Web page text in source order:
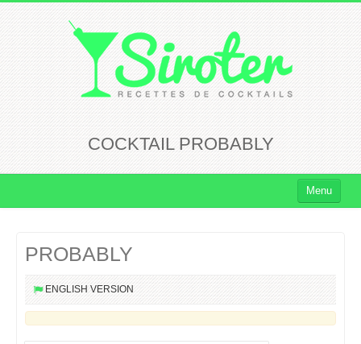
COCKTAIL PROBABLY
Menu
Cocktails Rhum
Cocktails Vodka
Cocktails Whisky
PROBABLY
ENGLISH VERSION